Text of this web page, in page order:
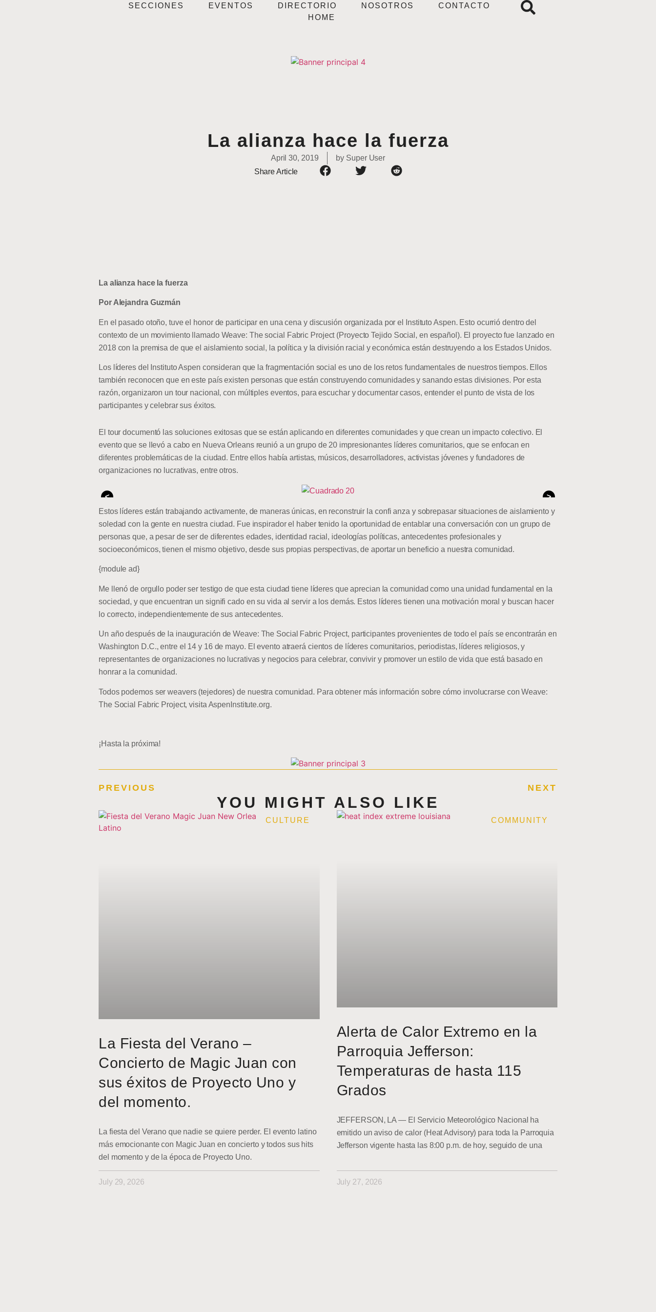
SECCIONES EVENTOS DIRECTORIO NOSOTROS
CONTACTO
HOME
La alianza hace la fuerza
April 30, 2019 by Super User
Share Article
La alianza hace la fuerza
Por Alejandra Guzmán
En el pasado otoño, tuve el honor de participar en una cena y discusión organizada por el Instituto Aspen. Esto ocurrió dentro del
contexto de un movimiento llamado Weave: The social Fabric Project (Proyecto Tejido Social, en español). El proyecto fue lanzado en
2018 con la premisa de que el aislamiento social, la política y la división racial y económica están destruyendo a los Estados Unidos.
Los líderes del Instituto Aspen consideran que la fragmentación social es uno de los retos fundamentales de nuestros tiempos. Ellos
también reconocen que en este país existen personas que están construyendo comunidades y sanando estas divisiones. Por esta
razón, organizaron un tour nacional, con múltiples eventos, para escuchar y documentar casos, entender el punto de vista de los
participantes y celebrar sus éxitos.
El tour documentó las soluciones exitosas que se están aplicando en diferentes comunidades y que crean un impacto colectivo. El
evento que se llevó a cabo en Nueva Orleans reunió a un grupo de 20 impresionantes líderes comunitarios, que se enfocan en
diferentes problemáticas de la ciudad. Entre ellos había artistas, músicos, desarrolladores, activistas jóvenes y fundadores de
organizaciones no lucrativas, entre otros.
<
>
Estos líderes están trabajando activamente, de maneras únicas, en reconstruir la confi anza y sobrepasar situaciones de aislamiento y
soledad con la gente en nuestra ciudad. Fue inspirador el haber tenido la oportunidad de entablar una conversación con un grupo de
personas que, a pesar de ser de diferentes edades, identidad racial, ideologías políticas, antecedentes profesionales y
socioeconómicos, tienen el mismo objetivo, desde sus propias perspectivas, de aportar un beneficio a nuestra comunidad.
{module ad}
Me llenó de orgullo poder ser testigo de que esta ciudad tiene líderes que aprecian la comunidad como una unidad fundamental en la
sociedad, y que encuentran un signifi cado en su vida al servir a los demás. Estos líderes tienen una motivación moral y buscan hacer
lo correcto, independientemente de sus antecedentes.
Un año después de la inauguración de Weave: The Social Fabric Project, participantes provenientes de todo el país se encontrarán en
Washington D.C., entre el 14 y 16 de mayo. El evento atraerá cientos de líderes comunitarios, periodistas, líderes religiosos, y
representantes de organizaciones no lucrativas y negocios para celebrar, convivir y promover un estilo de vida que está basado en
honrar a la comunidad.
Todos podemos ser weavers (tejedores) de nuestra comunidad. Para obtener más información sobre cómo involucrarse con Weave:
The Social Fabric Project, visita AspenInstitute.org.
¡Hasta la próxima!
PREVIOUS NEXT
YOU MIGHT ALSO LIKE
CULTURE
La Fiesta del Verano –
Concierto de Magic Juan con
sus éxitos de Proyecto Uno y
del momento.
La fiesta del Verano que nadie se quiere perder. El evento latino
más emocionante con Magic Juan en concierto y todos sus hits
del momento y de la época de Proyecto Uno.
July 29, 2026
COMMUNITY
Alerta de Calor Extremo en la
Parroquia Jefferson:
Temperaturas de hasta 115
Grados
JEFFERSON, LA — El Servicio Meteorológico Nacional ha
emitido un aviso de calor (Heat Advisory) para toda la Parroquia
Jefferson vigente hasta las 8:00 p.m. de hoy, seguido de una
July 27, 2026